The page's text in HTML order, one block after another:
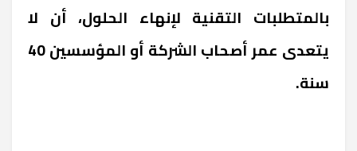
بالمتطلبات التقنية لإنهاء الحلول، أن لا
يتعدى عمر أصحاب الشركة أو المؤسسين 40
سنة.